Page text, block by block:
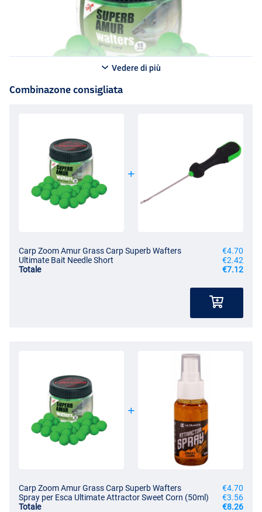
Vedere di più
Combinazone consigliata
Carp Zoom Amur Grass Carp Superb Wafters
€4.70
Ultimate Bait Needle Short
€2.42
Totale
€7.12
Carp Zoom Amur Grass Carp Superb Wafters
€4.70
Spray per Esca Ultimate Attractor Sweet Corn (50ml)
€3.56
Totale
€8.26